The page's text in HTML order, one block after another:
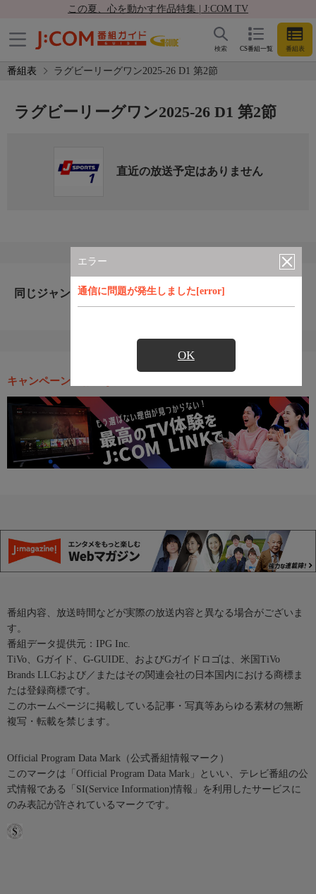
この夏、心を動かす作品特集 | J:COM TV
CS番組一覧 番組表
検索
番組表 ラグビーリーグワン2025-26 D1 第2節
エラー
通信に問題が発生しました[error]
OK
ラグビーリーグワン2025-26 D1 第2節
直近の放送予定はありません
同じジャンルのおすすめ番組
キャンペーン・お得な情報
番組内容、放送時間などが実際の放送内容と異なる場合がございま
す。
番組データ提供元：IPG Inc.
TiVo、Gガイド、G-GUIDE、およびGガイドロゴは、米国TiVo
Brands LLCおよび／またはその関連会社の日本国内における商標ま
たは登録商標です。
このホームページに掲載している記事・写真等あらゆる素材の無断
複写・転載を禁じます。
Official Program Data Mark（公式番組情報マーク）
このマークは「Official Program Data Mark」といい、テレビ番組の公
式情報である「SI(Service Information)情報」を利用したサービスに
のみ表記が許されているマークです。